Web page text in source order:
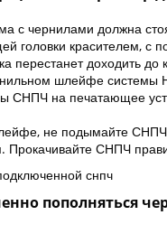
с чернилами должна
головки красителем,
доходить до
шлейфе
СНПЧ на печатающее
не подымайте
Прокачивайте СНПЧ
пополняться